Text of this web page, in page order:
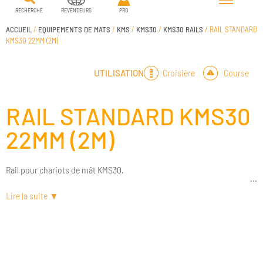
RECHERCHE REVENDEURS PRO
ACCUEIL / EQUIPEMENTS DE MATS / KMS / KMS30 / KMS30 RAILS / RAIL STANDARD
KMS30 22MM (2M)
UTILISATION Croisière Course
RAIL STANDARD KMS30
22MM (2M)
Rail pour chariots de mât KMS30.